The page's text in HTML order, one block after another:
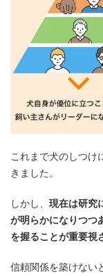
これまで犬のしつけ
きました。
しかし、 現在は研究
が明らかになりつつ
を握ることが重要視
信頼関係を築けない